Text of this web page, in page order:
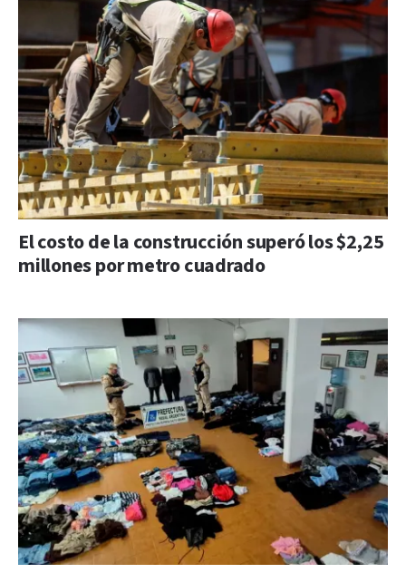
El costo de la construcción superó los $2,25
millones por metro cuadrado